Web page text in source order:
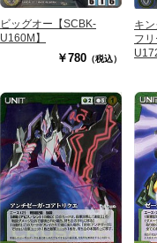
ビッグオー【SCBK-
U160M】
￥780 （税込）
キ
フ